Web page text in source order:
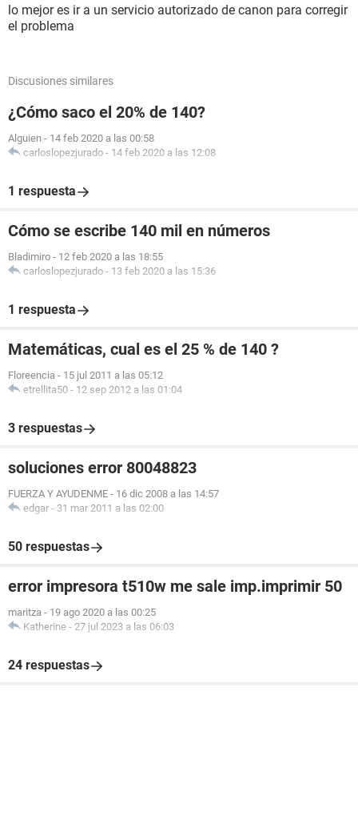
lo mejor es ir a un servicio autorizado de canon para corregir
el problema
Discusiones similares
¿Cómo saco el 20% de 140?
Alguien - 14 feb 2020 a las 00:58
carloslopezjurado - 14 feb 2020 a las 12:08
1 respuesta
Cómo se escribe 140 mil en números
Bladimiro - 12 feb 2020 a las 18:55
carloslopezjurado - 13 feb 2020 a las 15:36
1 respuesta
Matemáticas, cual es el 25 % de 140 ?
Floreencia - 15 jul 2011 a las 05:12
etrellita50 - 12 sep 2012 a las 01:04
3 respuestas
soluciones error 80048823
FUERZA Y AYUDENME - 16 dic 2008 a las 14:57
edgar - 31 mar 2011 a las 02:00
50 respuestas
error impresora t510w me sale imp.imprimir 50
maritza - 19 ago 2020 a las 00:25
Katherine - 27 jul 2023 a las 06:03
24 respuestas